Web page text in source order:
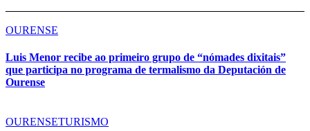
OURENSE
Luis Menor recibe ao primeiro grupo de “nómades dixitais”
que participa no programa de termalismo da Deputación de
Ourense
OURENSETURISMO